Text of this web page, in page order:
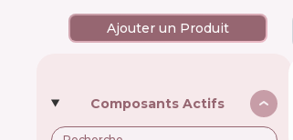
Ajouter un Produit
Composants Actifs